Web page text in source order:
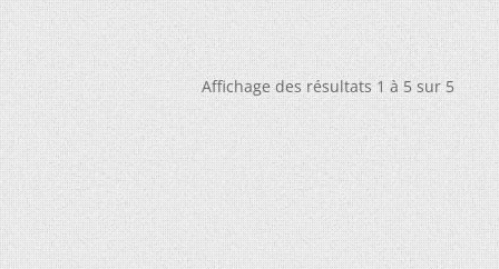
Affichage des résultats 1 à 5 sur 5